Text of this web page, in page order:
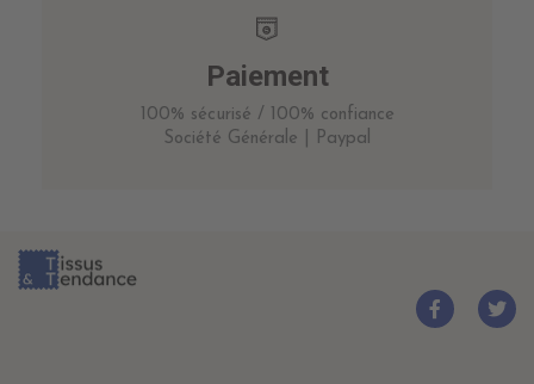
Paiement
100% sécurisé / 100% confiance
Société Générale | Paypal